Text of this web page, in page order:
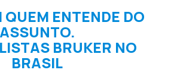
QUEM ENTENDE DO
ASSUNTO.
BRUKER NO
BRASIL